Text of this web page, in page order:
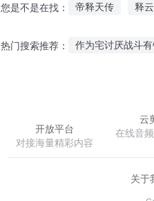
您是不是在找： 帝释天传 释
释天神皇 仙
热门搜索推荐： 作为宅讨厌战斗
开放平台
对接海量精彩内容
云
在线音
关于